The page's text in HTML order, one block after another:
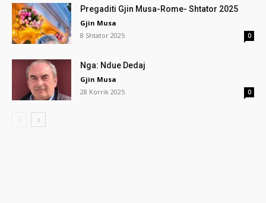
Pregaditi Gjin Musa-Rome- Shtator 2025
Gjin Musa
8 Shtator 2025
0
Nga: Ndue Dedaj
Gjin Musa
28 Korrik 2025
0